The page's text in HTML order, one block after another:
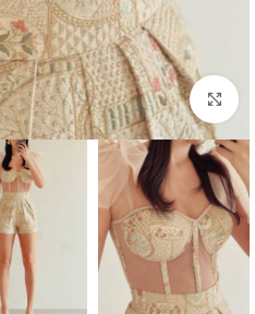
بزرگنمایی تصویر